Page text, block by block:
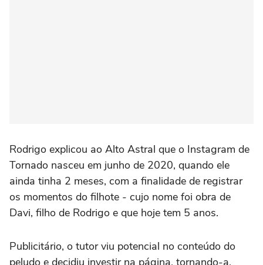
Rodrigo explicou ao Alto Astral que o Instagram de
Tornado nasceu em junho de 2020, quando ele
ainda tinha 2 meses, com a finalidade de registrar
os momentos do filhote - cujo nome foi obra de
Davi, filho de Rodrigo e que hoje tem 5 anos.
Publicitário, o tutor viu potencial no conteúdo do
peludo e decidiu investir na página, tornando-a,